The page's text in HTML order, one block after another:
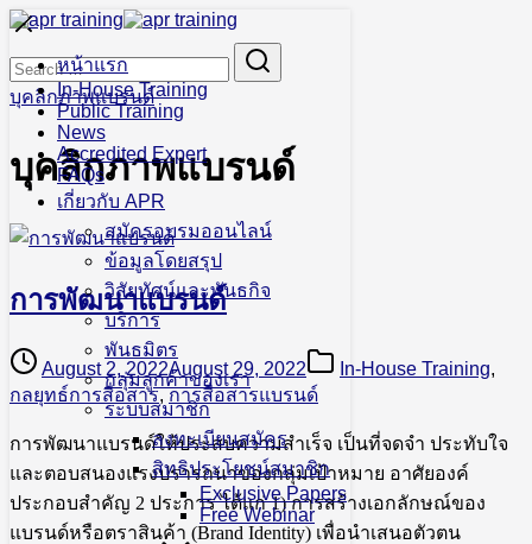
Skip
contentหน้าแรก
In-House Training
Public Training
News
Accredited Expert
FAQs
เกี่ยวกับ APR
สมัครอบรมออนไลน์
ข้อมูลโดยสรุป
วิสัยทัศน์และพันธกิจ
บริการ
พันธมิตร
กลุ่มลูกค้าของเรา
ระบบสมาชิก
ลงทะเบียนสมัคร
สิทธิประโยชน์สมาชิก
Exclusive Papers
Free Webinar
for:
บุคลิกภาพแบรนด์
บุคลิกภาพแบรนด์
การพัฒนาแบรนด์
August 2, 2022August 29, 2022 In-House Training,
กลยุทธ์การสื่อสาร,การสื่อสารแบรนด์
การพัฒนาแบรนด์ให้ประสบความสำเร็จ เป็นที่จดจำ ประทับใจ
และตอบสนองแรงปรารถนาของกลุ่มเป้าหมาย อาศัยองค์
ประกอบสำคัญ 2 ประการ ได้แก่ 1) การสร้างเอกลักษณ์ของ
แบรนด์หรือตราสินค้า (Brand Identity) เพื่อนำเสนอตัวตน